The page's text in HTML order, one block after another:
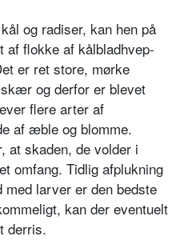
og radiser, kan hen på
af flokke af kålbladhvep­
er ret store, mørke
og derfor er blevet
flere ar­ter af
af æble og blomme.
at ska­den, de volder i
omfang. Tidlig afplukning
larver er den bedste
kan der even­tuelt
derris.